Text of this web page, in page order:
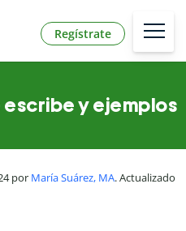
Regístrate
escribe y ejemplos
por María Suárez, MA. Actualizado